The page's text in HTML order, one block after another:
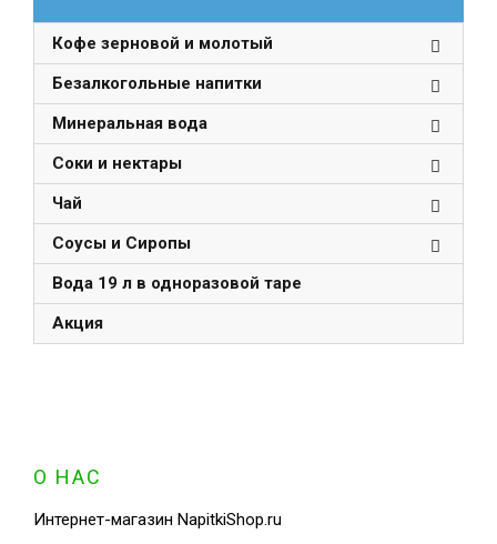
Кофе зерновой и молотый
Безалкогольные напитки
Минеральная вода
Соки и нектары
Чай
Соусы и Сиропы
Вода 19 л в одноразовой таре
Акция
О НАС
Интернет-магазин NapitkiShop.ru